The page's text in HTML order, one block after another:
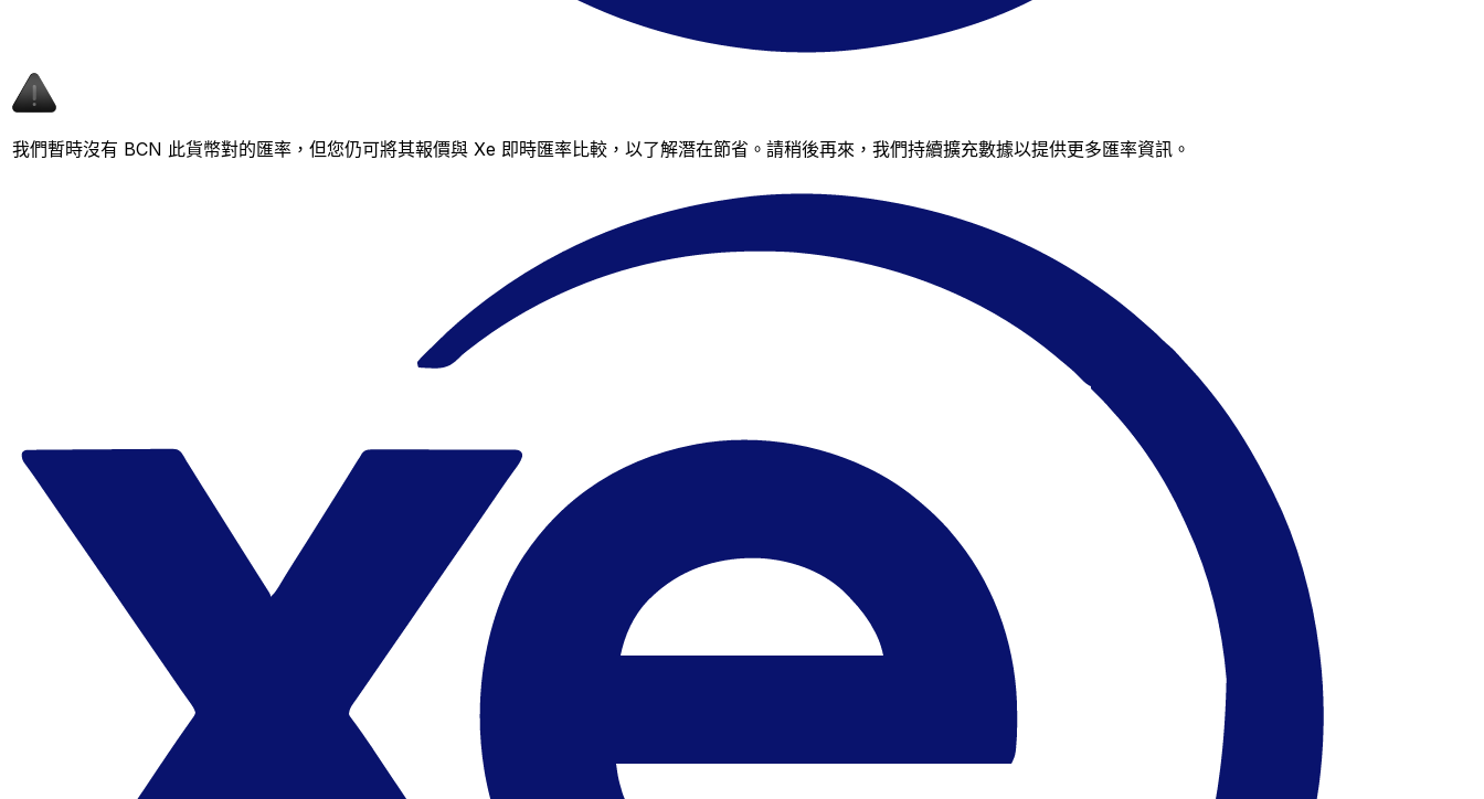
我們暫時沒有 BCN 此貨幣對的匯率，但您仍可將其報價與 Xe 即時匯率比較，以了解潛在節省。請稍後再來，我們持續擴充數據以提供更多匯率資訊。